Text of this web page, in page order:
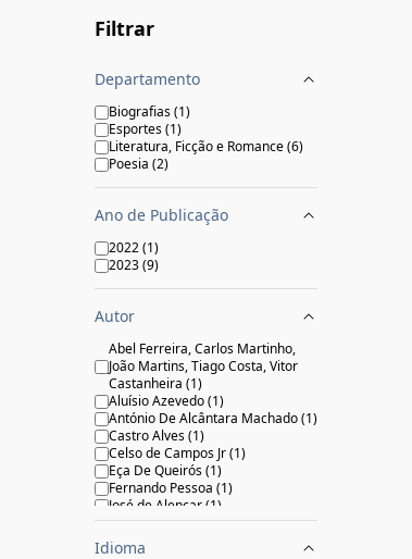
Filtrar
Departamento
Biografias(1)
Esportes(1)
Literatura, Ficção e Romance(6)
Poesia (2)
Ano de Publicação
2022(1)
2023(9)
Autor
Abel Ferreira, Carlos Martinho,
João Martins, Tiago Costa, Vitor
Castanheira (1)
Aluísio Azevedo(1)
António De Alcântara Machado(1)
Castro Alves(1)
Celso de Campos Jr(1)
Eça De Queirós(1)
Fernando Pessoa (1)
José de Alencar(1)
MACHADO DE ASSIS(1)
Raul Pompeia
Idioma